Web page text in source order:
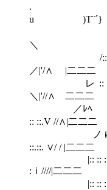
. /:: ::/ ＼//
u )T¨´} |
.:: :: |:: :: :|
＼ 〉: {
/:: :: ::|:: ::
／|'/∧ |二二二
レ :: : : |:: ::
＼|'//∧ 二二二
／ﾚﾍ ヽ : : |
:: ::.V //∧|二二二
ノ ゆ /｀i :
::.::. ∨/ / |二二二
|:: :: :: :: ﾉ :
:ｉ////|二二二
|:: :: :: : : : :